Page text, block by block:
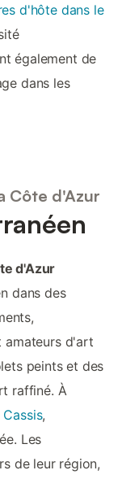
d'hôte dans le
également de
dans les
Côte d'Azur
d'Azur
dans des
amateurs d'art
peints et des
raffiné. À
,
Les
de leur région,